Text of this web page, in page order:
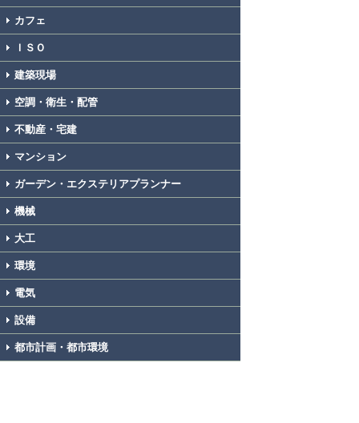
カフェ
ＩＳＯ
建築現場
空調・衛生・配管
不動産・宅建
マンション
ガーデン・エクステリアプランナー
機械
大工
環境
電気
設備
都市計画・都市環境